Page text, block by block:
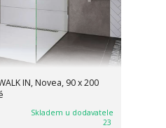
IN, Novea, 90 x 200
Skladem u dodavatele
23